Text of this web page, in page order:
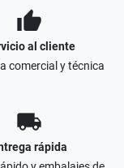
thumb_up
al cliente
comercial y técnica
local_shipping
rápida